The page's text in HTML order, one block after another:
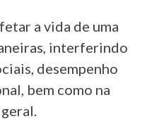
a vida de uma
interferindo
desempenho
bem como na